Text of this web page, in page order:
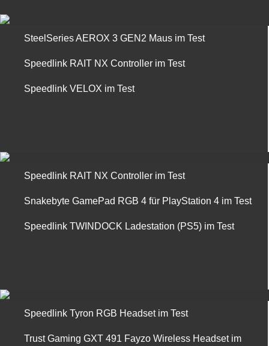
SteelSeries AEROX 3 GEN2 Maus im Test
Speedlink RAIT NX Controller im Test
Speedlink VELOX im Test
Speedlink RAIT NX Controller im Test
Snakebyte GamePad RGB 4 für PlayStation 4 im Test
Speedlink TWINDOCK Ladestation (PS5) im Test
Speedlink Tyron RGB Headset im Test
Trust Gaming GXT 491 Fayzo Wireless Headset im